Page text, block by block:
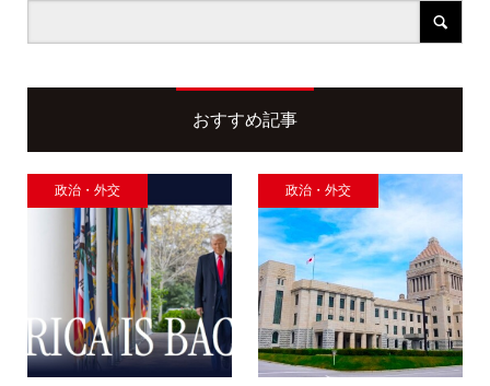
おすすめ記事
政治・外交 政治・外交